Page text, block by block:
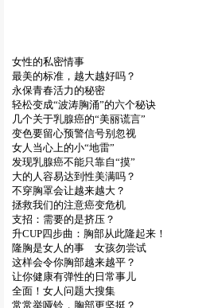
女性的私密情事
最美的标准，越大越好吗？
永保青春活力的秘密
轻松变成“波涛胸涌”的六个秘诀
几个关于乳腺癌的“美丽谎言”
变色要留心预警信号别忽视
女人当心上的小“地雷”
发现乳腺癌不能只靠自“摸”
大的人容易达到性美满吗？
不穿胸罩会让越来越大？
拯救我们的注意癌变危机
支招：需要的是挤压？
升CUP四步曲：胸部从此隆起来！
隆胸是女人的事 女孩勿尝试
这样会令你胸部越来越平？
让你健康有弹性的日常事儿
全面！女人问题大搜集
常常举哑铃，胸部更坚挺？